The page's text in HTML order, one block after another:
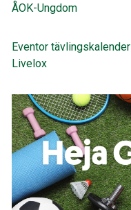
ÅOK-Ungdom
Eventor tävlingskalender
Livelox